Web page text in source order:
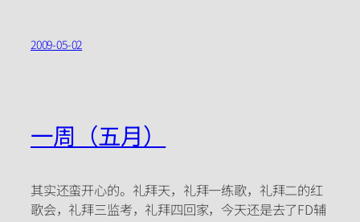
2009-05-02
一周（五月）
其实还蛮开心的。礼拜天，礼拜一练歌，礼拜二的红
歌会，礼拜三监考，礼拜四回家，今天还是去了FD辅